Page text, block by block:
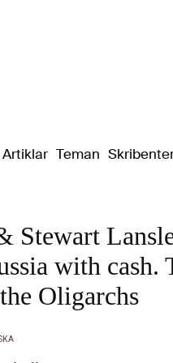
Artiklar Teman
Stewart
with cash.
Oligarchs